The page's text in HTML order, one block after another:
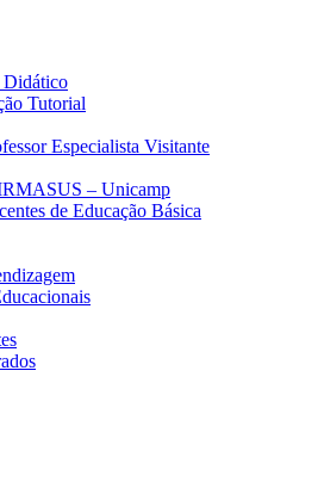
Tutorial
Especialista Visitante
– Unicamp
de Educação Básica